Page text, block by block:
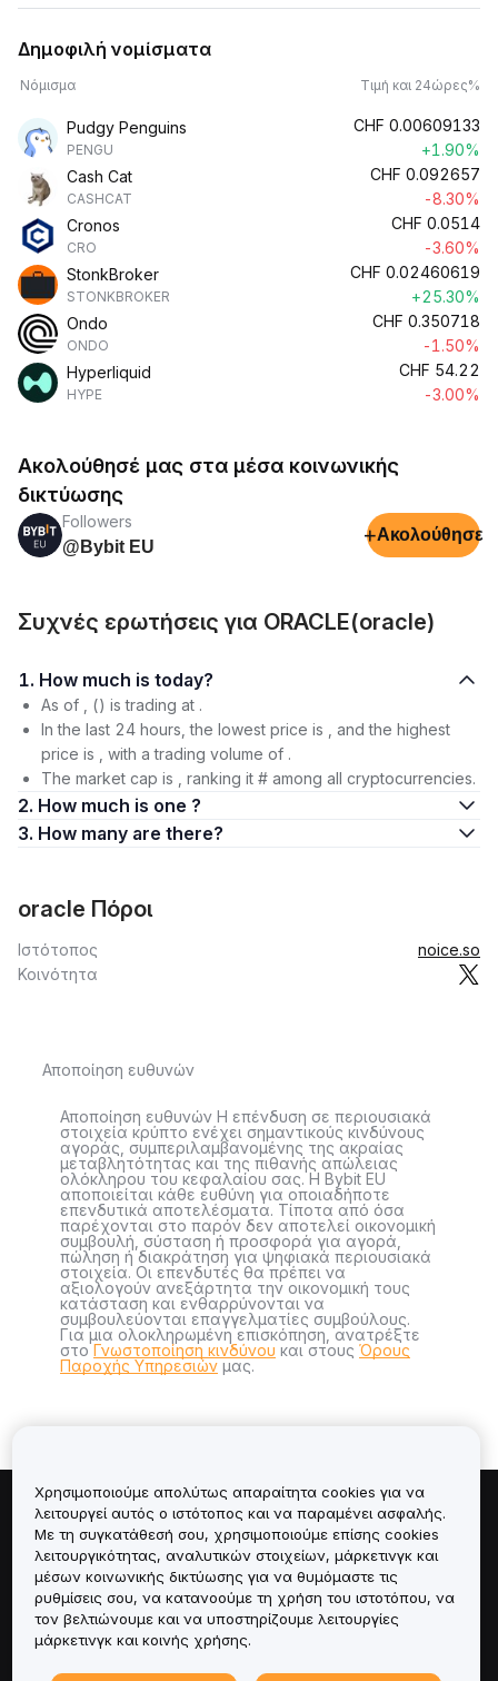
Δημοφιλή νομίσματα
Νόμισμα Τιμή και 24ώρες%
Pudgy Penguins
PENGU
CHF 0.00609133
+1.90%
Cash Cat
CASHCAT
CHF 0.092657
-8.30%
Cronos
CRO
CHF 0.0514
-3.60%
StonkBroker
STONKBROKER
CHF 0.02460619
+25.30%
Ondo
ONDO
CHF 0.350718
-1.50%
Hyperliquid
HYPE
CHF 54.22
-3.00%
Ακολούθησέ μας στα μέσα κοινωνικής
δικτύωσης
Followers
@Bybit EU
+Ακολούθησε
Συχνές ερωτήσεις για ORACLE(oracle)
1. How much is today?
As of , () is trading at .
In the last 24 hours, the lowest price is , and the highest
price is , with a trading volume of .
The market cap is , ranking it # among all cryptocurrencies.
2. How much is one ?
3. How many are there?
oracle Πόροι
Ιστότοπος
noice.so
Κοινότητα
Αποποίηση ευθυνών
Αποποίηση ευθυνών Η επένδυση σε περιουσιακά
στοιχεία κρύπτο ενέχει σημαντικούς κινδύνους
αγοράς, συμπεριλαμβανομένης της ακραίας
μεταβλητότητας και της πιθανής απώλειας
ολόκληρου του κεφαλαίου σας. Η Bybit EU
αποποιείται κάθε ευθύνη για οποιαδήποτε
επενδυτικά αποτελέσματα. Τίποτα από όσα
παρέχονται στο παρόν δεν αποτελεί οικονομική
συμβουλή, σύσταση ή προσφορά για αγορά,
πώληση ή διακράτηση για ψηφιακά περιουσιακά
στοιχεία. Οι επενδυτές θα πρέπει να
αξιολογούν ανεξάρτητα την οικονομική τους
κατάσταση και ενθαρρύνονται να
συμβουλεύονται επαγγελματίες συμβούλους.
Για μια ολοκληρωμένη επισκόπηση, ανατρέξτε
στοΓνωστοποίηση κινδύνου και στους Όρους
Παροχής Υπηρεσιών μας.
Πληροφορίες για
Υπηρεσίες
Υποστήριξη
Χρησιμοποιούμε απολύτως απαραίτητα cookies για να
λειτουργεί αυτός ο ιστότοπος και να παραμένει ασφαλής.
Με τη συγκατάθεσή σου, χρησιμοποιούμε επίσης cookies
λειτουργικότητας, αναλυτικών στοιχείων, μάρκετινγκ και
μέσων κοινωνικής δικτύωσης για να θυμόμαστε τις
ρυθμίσεις σου, να κατανοούμε τη χρήση του ιστοτόπου, να
τον βελτιώνουμε και να υποστηρίζουμε λειτουργίες
μάρκετινγκ και κοινής χρήσης.